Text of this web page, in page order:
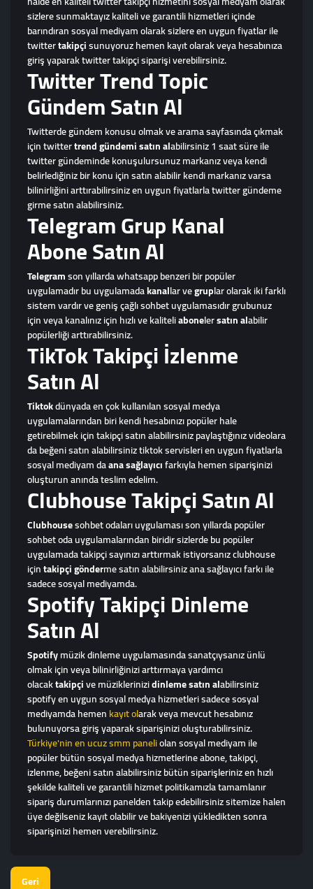
sizlere sunmaktayız kaliteli ve garantili hizmetleri içinde
barındıran sosyal mediyam olarak sizlere en uygun fiyatlar ile
twittertakipçisunuyoruz hemen kayıt olarak veya hesabınıza
giriş yaparak twitter takipçi siparişi verebilirsiniz.
Twitter Trend Topic
Gündem Satın Al
Twitterde gündem konusu olmak ve arama sayfasında çıkmak
için twittertrend gündemi satın alabilirsiniz 1 saat süre ile
twitter gündeminde konuşulursunuz markanız veya kendi
belirlediğiniz bir konu için satın alabilir kendi markanız varsa
bilinirliğini arttırabilirsiniz en uygun fiyatlarla twitter gündeme
girme satın alabilirsiniz.
Telegram Grup Kanal
Abone Satın Al
Telegramson yıllarda whatsapp benzeri bir popüler
uygulamadır bu uygulamadakanallar vegruplar olarak iki farklı
sistem vardır ve geniş çağlı sohbet uygulamasıdır grubunuz
için veya kanalınız için hızlı ve kaliteliabonelersatın alabilir
popülerliği arttırabilirsiniz.
TikTok Takipçi İzlenme
Satın Al
Tiktokdünyada en çok kullanılan sosyal medya
uygulamalarından biri kendi hesabınızı popüler hale
getirebilmek için takipçi satın alabilirsiniz paylaştığınız videolara
da beğeni satın alabilirsiniz tiktok servisleri en uygun fiyatlarla
sosyal mediyam daana sağlayıcıfarkıyla hemen siparişinizi
oluşturun anında teslim edelim.
Clubhouse Takipçi Satın Al
Clubhousesohbet odaları uygulaması son yıllarda popüler
sohbet oda uygulamalarından biridir sizlerde bu popüler
uygulamada takipçi sayınızı arttırmak istiyorsanız clubhouse
içintakipçi gönderme satın alabilirsiniz ana sağlayıcı farkı ile
sadece sosyal mediyamda.
Spotify Takipçi Dinleme
Satın Al
Spotifymüzik dinleme uygulamasında sanatçıysanız ünlü
olmak için veya bilinirliğinizi arttırmaya yardımcı
olacaktakipçive müziklerinizidinleme satın alabilirsiniz
spotify en uygun sosyal medya hizmetleri sadece sosyal
mediyamda hemenkayıt olarak veya mevcut hesabınız
bulunuyorsa giriş yaparak siparişinizi oluşturabilirsiniz.
Türkiye'nin en ucuz smm paneliolan sosyal mediyam ile
popüler bütün sosyal medya hizmetlerine abone, takipçi,
izlenme, beğeni satın alabilirsiniz bütün siparişleriniz en hızlı
şekilde kaliteli ve garantili hizmet politikamızla tamamlanır
sipariş durumlarınızı panelden takip edebilirsiniz sitemize halen
üye değilseniz kayıt olabilir ve bakiyenizi yükledikten sonra
siparişinizi hemen verebilirsiniz.
Geri